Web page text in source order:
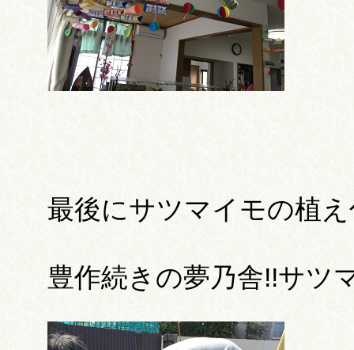
最後にサツマイモの植
豊作続きの夢乃舎!!サツ